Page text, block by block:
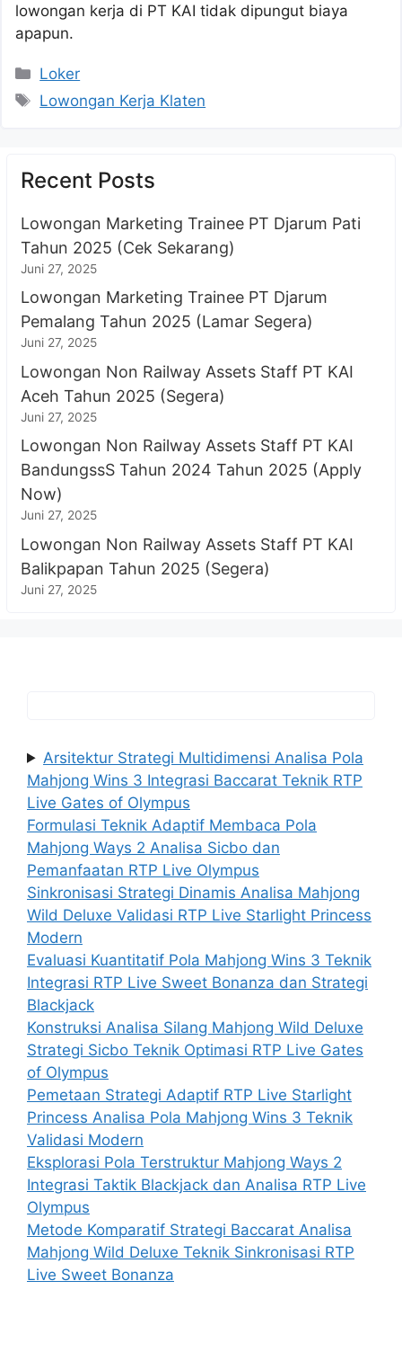
lowongan kerja di PT KAI tidak dipungut biaya
apapun.
Kategori
Loker
Tag
Lowongan Kerja Klaten
Recent Posts
Lowongan Marketing Trainee PT Djarum Pati
Tahun 2025 (Cek Sekarang)
Juni 27, 2025
Lowongan Marketing Trainee PT Djarum
Pemalang Tahun 2025 (Lamar Segera)
Juni 27, 2025
Lowongan Non Railway Assets Staff PT KAI
Aceh Tahun 2025 (Segera)
Juni 27, 2025
Lowongan Non Railway Assets Staff PT KAI
BandungssS Tahun 2024 Tahun 2025 (Apply
Now)
Juni 27, 2025
Lowongan Non Railway Assets Staff PT KAI
Balikpapan Tahun 2025 (Segera)
Juni 27, 2025
Arsitektur Strategi Multidimensi Analisa Pola
Mahjong Wins 3 Integrasi Baccarat Teknik RTP
Live Gates of Olympus
Formulasi Teknik Adaptif Membaca Pola
Mahjong Ways 2 Analisa Sicbo dan
Pemanfaatan RTP Live Olympus
Sinkronisasi Strategi Dinamis Analisa Mahjong
Wild Deluxe Validasi RTP Live Starlight Princess
Modern
Evaluasi Kuantitatif Pola Mahjong Wins 3 Teknik
Integrasi RTP Live Sweet Bonanza dan Strategi
Blackjack
Konstruksi Analisa Silang Mahjong Wild Deluxe
Strategi Sicbo Teknik Optimasi RTP Live Gates
of Olympus
Pemetaan Strategi Adaptif RTP Live Starlight
Princess Analisa Pola Mahjong Wins 3 Teknik
Validasi Modern
Eksplorasi Pola Terstruktur Mahjong Ways 2
Integrasi Taktik Blackjack dan Analisa RTP Live
Olympus
Metode Komparatif Strategi Baccarat Analisa
Mahjong Wild Deluxe Teknik Sinkronisasi RTP
Live Sweet Bonanza